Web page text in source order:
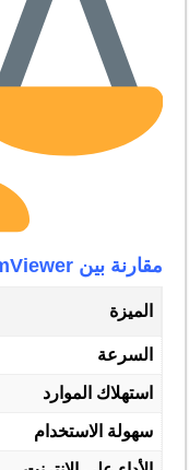
مقارنة بين TeamViewer و AnyDesk
الميزة
السرعة
استهلاك الموارد
سهولة الاستخدام